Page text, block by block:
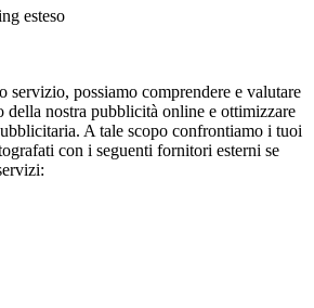
esteso
servizio, possiamo comprendere e valutare
della nostra pubblicità online e ottimizzare
A tale scopo confrontiamo i tuoi
con i seguenti fornitori esterni se